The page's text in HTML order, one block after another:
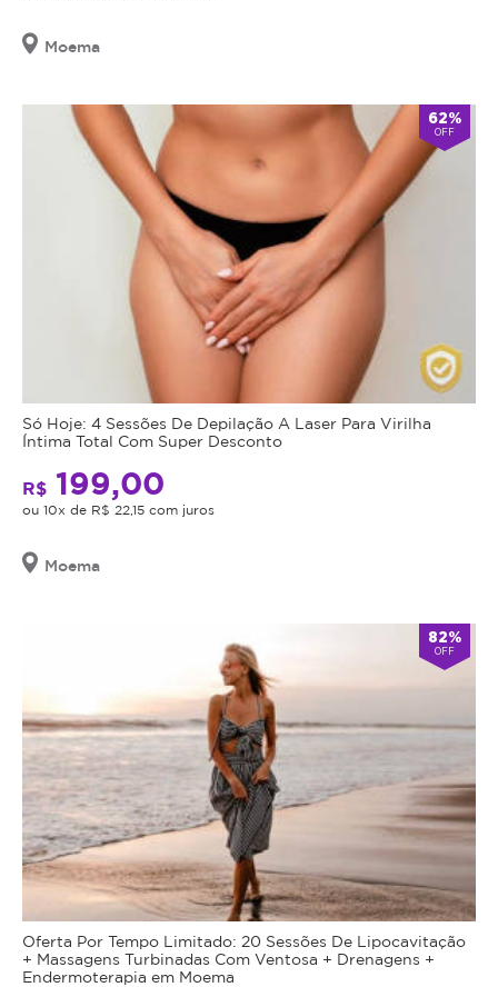
Moema
62%
OFF
Só Hoje: 4 Sessões De Depilação A Laser Para Virilha
Íntima Total Com Super Desconto
R$ 199,00
ou 10x de R$ 22,15 com juros
Moema
82%
OFF
Oferta Por Tempo Limitado: 20 Sessões De Lipocavitação
+ Massagens Turbinadas Com Ventosa + Drenagens +
Endermoterapia em Moema